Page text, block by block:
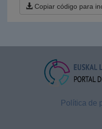
Copiar código para
Política de